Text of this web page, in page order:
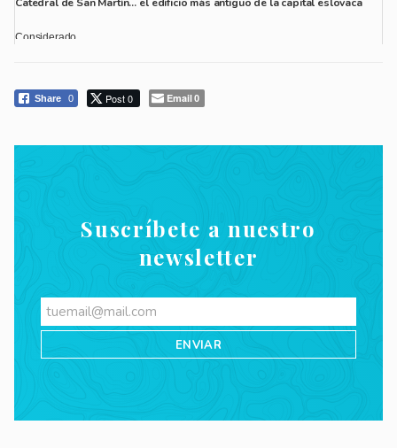
Considerado...
Share 0 Post 0 Email0
Suscríbete a nuestro
newsletter